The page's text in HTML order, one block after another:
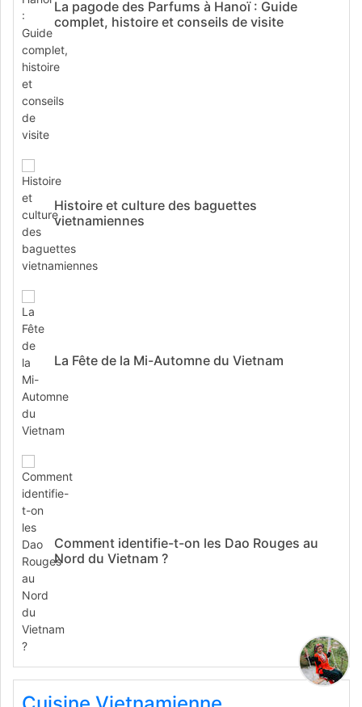
La pagode des Parfums à Hanoï : Guide
complet, histoire et conseils de visite
Histoire et culture des baguettes
vietnamiennes
La Fête de la Mi-Automne du Vietnam
Comment identifie-t-on les Dao Rouges au
Nord du Vietnam ?